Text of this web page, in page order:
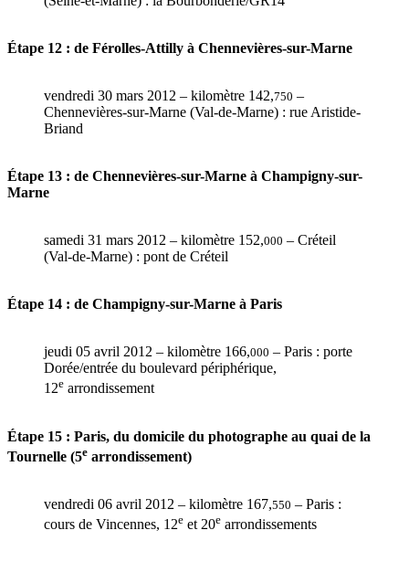
Étape 12 : de Férolles-Attilly à Chennevières-sur-Marne
vendredi 30 mars 2012 – kilomètre 142,750 –
Chennevières-sur-Marne (Val-de-Marne) : rue Aristide-
Briand
Étape 13 : de Chennevières-sur-Marne à Champigny-sur-
Marne
samedi 31 mars 2012 – kilomètre 152,000 – Créteil
(Val-de-Marne) : pont de Créteil
Étape 14 : de Champigny-sur-Marne à Paris
jeudi 05 avril 2012 – kilomètre 166,000 – Paris : porte
Dorée/entrée du boulevard périphérique,
12e arrondissement
Étape 15 : Paris, du domicile du photographe au quai de la
Tournelle (5e arrondissement)
vendredi 06 avril 2012 – kilomètre 167,550 – Paris :
cours de Vincennes, 12e et 20e arrondissements